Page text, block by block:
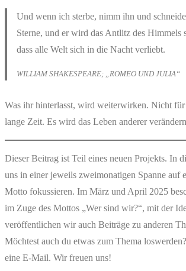
Und wenn ich sterbe, nimm ihn und
Sterne, und er wird das Antlitz des Himmels
dass alle Welt sich in die Nacht verliebt.
WILLIAM SHAKESPEARE; „ROMEO UND JULIA“
Was ihr hinterlasst, wird weiterwirken. Nicht
lange Zeit. Es wird das Leben anderer
Dieser Beitrag ist Teil eines neuen Projekts. In
uns in einer jeweils zweimonatigen Spanne auf
Motto fokussieren. Im März und April 2025
im Zuge des Mottos „Wer sind wir?“, mit der
veröffentlichen wir auch Beiträge zu anderen
Möchtest auch du etwas zum Thema
eine E-Mail. Wir freuen uns!